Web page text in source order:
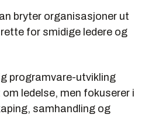
bryter organisasjoner ut
for smidige ledere og
programvare-utvikling
ledelse, men fokuserer i
samhandling og